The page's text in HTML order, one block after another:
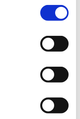
bibelens